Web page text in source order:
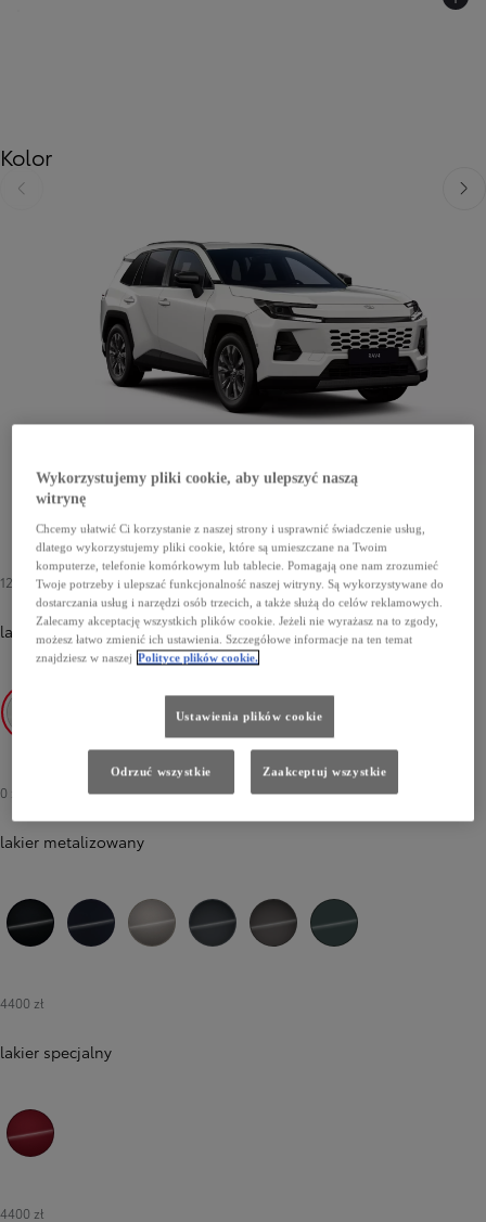
Kolor
Poprzedni
1200 zł
lakier podstawowy-040 Pure White 1200 zł
0 zł
lakier metalizowany
4400 zł
lakier specjalny
4400 zł
Wykorzystujemy pliki cookie, aby ulepszyć naszą
witrynę
Chcemy ułatwić Ci korzystanie z naszej strony i usprawnić świadczenie usług,
dlatego wykorzystujemy pliki cookie, które są umieszczane na Twoim
komputerze, telefonie komórkowym lub tablecie. Pomagają one nam zrozumieć
Twoje potrzeby i ulepszać funkcjonalność naszej witryny. Są wykorzystywane do
dostarczania usług i narzędzi osób trzecich, a także służą do celów reklamowych.
Zalecamy akceptację wszystkich plików cookie. Jeżeli nie wyrażasz na to zgody,
możesz łatwo zmienić ich ustawienia. Szczegółowe informacje na ten temat
znajdziesz w naszej Polityce plików cookie.
Ustawienia plików cookie
Odrzuć wszystkie Zaakceptuj wszystkie